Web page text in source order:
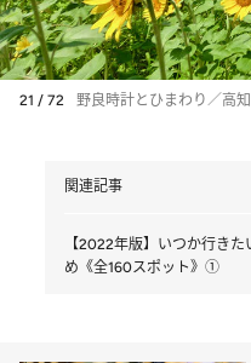
21 / 72 野良時計とひまわり／高
関連記事
【2022年版】いつか行き
め《全160スポット》①